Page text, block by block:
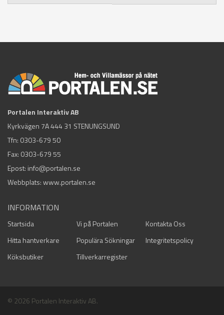
Portalen Interaktiv AB
Kyrkvägen 7A 444 31 STENUNGSUND
Tfn: 0303-679 50
Fax: 0303-679 55
Epost: info@portalen.se
Webbplats: www.portalen.se
INFORMATION
Startsida Vi på Portalen
Kontakta Oss
Hitta hantverkare
Populära Sökningar
Integritetspolicy
Köksbutiker
Tillverkarregister
© 2026 Portalen Interaktiv AB.